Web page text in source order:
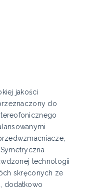
jakości
do
technologii
skręconych ze
dodatkowo